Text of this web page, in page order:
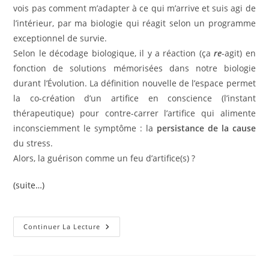
vois pas comment m’adapter à ce qui m’arrive et suis agi de
l’intérieur, par ma biologie qui réagit selon un programme
exceptionnel de survie.
Selon le décodage biologique, il y a réaction (çare-agit) en
fonction de solutions mémorisées dans notre biologie
durant l’Évolution. La définition nouvelle de l’espace permet
la co-création d’un artifice en conscience (l’instant
thérapeutique) pour contre-carrer l’artifice qui alimente
inconsciemment le symptôme : la persistance de la cause
du stress.
Alors, la guérison comme un feu d’artifice(s) ?
(suite…)
Continuer La Lecture De
L’espace